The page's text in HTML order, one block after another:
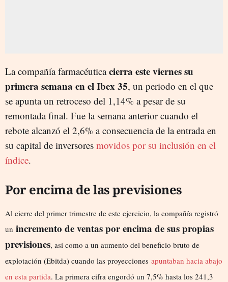
La compañía farmacéuticacierra este viernes su
primera semana en el Ibex 35, un periodo en el que
se apunta un retroceso del 1,14% a pesar de su
remontada final. Fue la semana anterior cuando el
rebote alcanzó el 2,6% a consecuencia de la entrada en
su capital de inversores movidos por su inclusión en el
índice.
Por encima de las previsiones
Al cierre del primer trimestre de este ejercicio, la compañía registró
un incremento de ventas por encima de sus propias
previsiones, así como a un aumento del beneficio bruto de
explotación (Ebitda) cuando las proyecciones apuntaban hacia abajo
en esta partida. La primera cifra engordó un 7,5% hasta los 241,3